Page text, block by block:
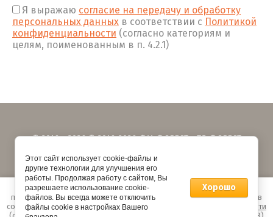
Я выражаю согласие на передачу и обработку
персональных данных в соответствии с Политикой
конфиденциальности (согласно категориям и
целям, поименованным в п. 4.2.1)
© 2016 - 2026 © 2016-2026 ФМ ФОРЕСТ - ТД ФОРЕСТ
Этот сайт использует файлы cookie и метаданные. Продолжая
просматривать его, вы соглашаетесь на использование нами файлов
cookie и метаданных в соответствии сПолитикой конфиденциальности
Этот сайт использует cookie-файлы и
другие технологии для улучшения его
работы. Продолжая работу с сайтом, Вы
разрешаете использование cookie-
файлов. Вы всегда можете отключить
файлы cookie в настройках Вашего
Хорошо